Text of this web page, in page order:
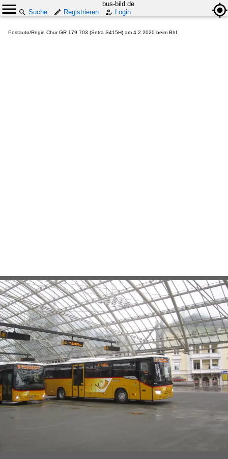
bus-bild.de
Suche
Registrieren Login
Postauto/Regie Chur GR 179 703 (Setra S415H) am 4.2.2020 beim Bhf